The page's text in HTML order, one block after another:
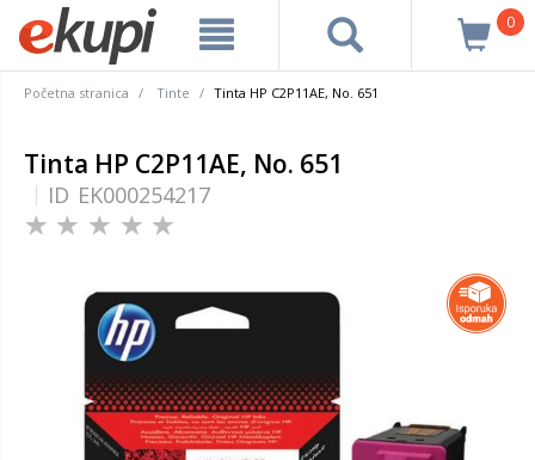
0
Početna stranica Tinte Tinta HP C2P11AE, No. 651
Tinta HP C2P11AE, No. 651
ID EK000254217